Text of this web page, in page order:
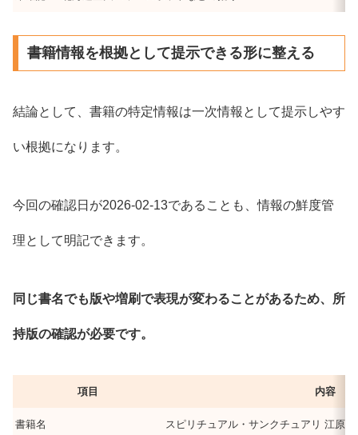
書籍情報を根拠として提示できる形に整える
結論として、書籍の特定情報は一次情報として提示しやす
い根拠になります。
今回の確認日が2026-02-13であることも、情報の鮮度管
理として明記できます。
同じ書名でも版や増刷で表現が変わることがあるため、所
持版の確認が必要です。
項目 内容
書籍名 スピリチュアル・サンクチュアリ 江原